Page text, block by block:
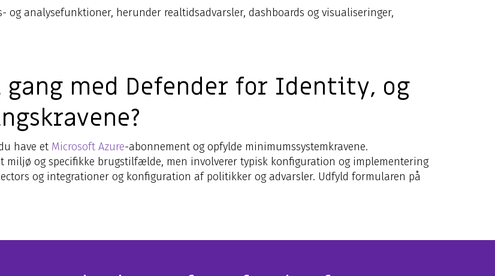
analysefunktioner, herunder realtidsadvarsler, dashboards og visualiseringer,
med Defender for Identity, og
have et Microsoft Azure-abonnement og opfylde minimumssystemkravene.
og specifikke brugstilfælde, men involverer typisk konfiguration og implementering
og integrationer og konfiguration af politikker og advarsler. Udfyld formularen på